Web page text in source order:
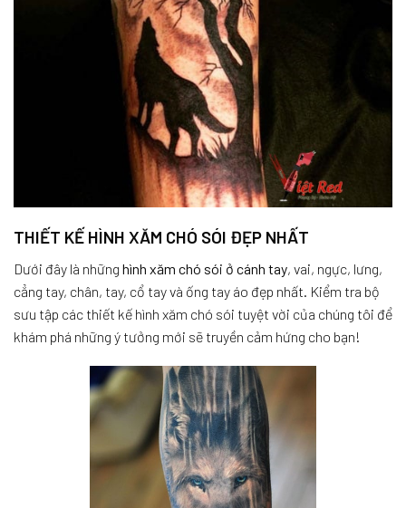
THIẾT KẾ HÌNH XĂM CHÓ SÓI ĐẸP NHẤT
Dưới đây là những hình xăm chó sói ở cánh tay, vai, ngực, lưng,
cẳng tay, chân, tay, cổ tay và ống tay áo đẹp nhất. Kiểm tra bộ
sưu tập các thiết kế hình xăm chó sói tuyệt vời của chúng tôi để
khám phá những ý tưởng mới sẽ truyền cảm hứng cho bạn!